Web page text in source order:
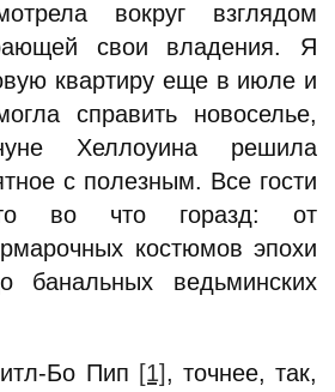
вокруг взглядом
свои владения. Я
квартиру еще в июле и
справить новоселье,
Хеллоуина решила
с полезным. Все гости
во что горазд: от
костюмов эпохи
банальных ведьминских
Бо Пип [1], точнее, так,